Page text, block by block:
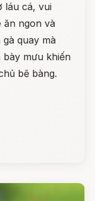
láu cá, vui
ăn ngon và
gà quay mà
mưu khiến
bẽ bàng.